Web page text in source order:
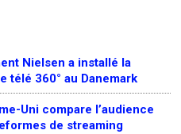
Nielsen a installé la
télé 360° au Danemark
Uni compare l’audience
de streaming